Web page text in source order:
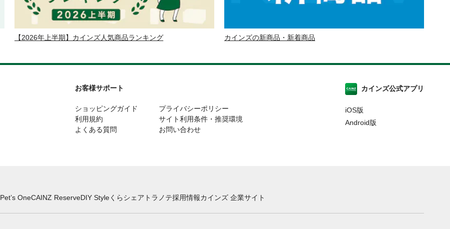
【2026年上半期】カインズ人気商品ランキング カインズの新商品・新着商品
お客様サポート
ショッピングガイド
利用規約
よくある質問
プライバシーポリシー
サイト利用条件・推奨環境
お問い合わせ
カインズ公式アプリ
iOS版
Android版
Pet’s OneCAINZ ReserveDIY Styleくらシェア トラノテ採用情報カインズ 企業サイト